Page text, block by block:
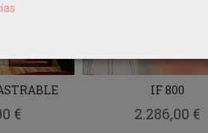
€
IF 800
2.286,00 €